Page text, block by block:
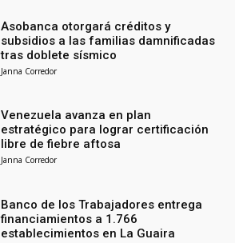
Asobanca otorgará créditos y
subsidios a las familias damnificadas
tras doblete sísmico
Janna Corredor
Venezuela avanza en plan
estratégico para lograr certificación
libre de fiebre aftosa
Janna Corredor
Banco de los Trabajadores entrega
financiamientos a 1.766
establecimientos en La Guaira